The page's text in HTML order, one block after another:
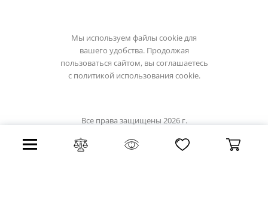
Мы используем файлы cookie для
вашего удобства. Продолжая
пользоваться сайтом, вы соглашаетесь
с политикой использования cookie.
Все права защищены 2026 г.